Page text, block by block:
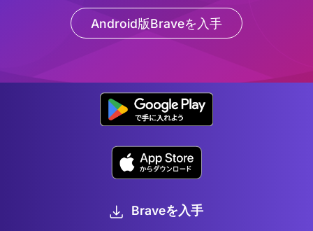
Android版Braveを入手
Braveを入手